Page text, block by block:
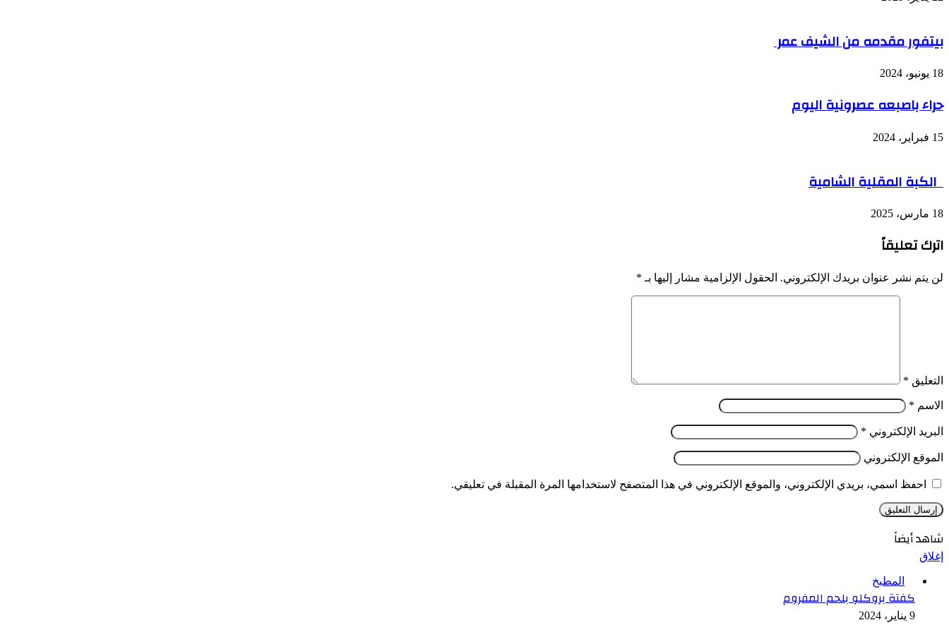
بيتفور مقدمه من الشيف عمر
18 يونيو، 2024
حراء باصبعه عصرونية اليوم
15 فبراير، 2024
الكبة المقلية الشامية
18 مارس، 2025
اترك تعليقاً
لن يتم نشر عنوان بريدك الإلكتروني. الحقول الإلزامية مشار إليها بـ *
التعليق *
الاسم *
البريد الإلكتروني *
الموقع الإلكتروني
احفظ اسمي، بريدي الإلكتروني، والموقع الإلكتروني في هذا المتصفح لاستخدامها المرة المقبلة في تعليقي.
شاهد أيضاً
إغلاق
المطبخ
كفتة بروكلو بلحم المفروم
9 يناير، 2024